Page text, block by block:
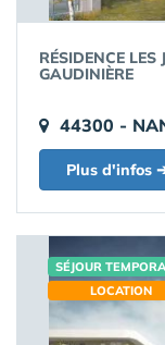
RÉSIDENCE
GAUDINIÈRE
44300 -
Plus d'infos
SÉJOUR
LOCATION